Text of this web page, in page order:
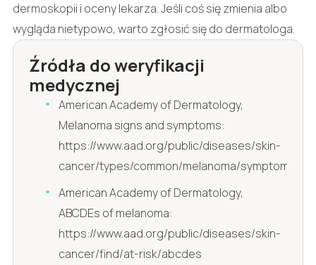
dermoskopii i oceny lekarza. Jeśli coś się zmienia albo
wygląda nietypowo, warto zgłosić się do dermatologa.
Źródła do weryfikacji
medycznej
American Academy of Dermatology,
Melanoma signs and symptoms:
https://www.aad.org/public/diseases/skin-
cancer/types/common/melanoma/symptoms
American Academy of Dermatology,
ABCDEs of melanoma:
https://www.aad.org/public/diseases/skin-
cancer/find/at-risk/abcdes